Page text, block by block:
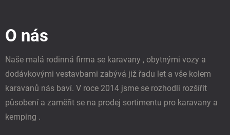
O nás
Naše malá rodinná firma se karavany , obytnými vozy a
dodávkovými vestavbami zabývá již řadu let a vše kolem
karavanů nás baví. V roce 2014 jsme se rozhodli rozšířit
působení a zaměřit se na prodej sortimentu pro karavany a
kemping .